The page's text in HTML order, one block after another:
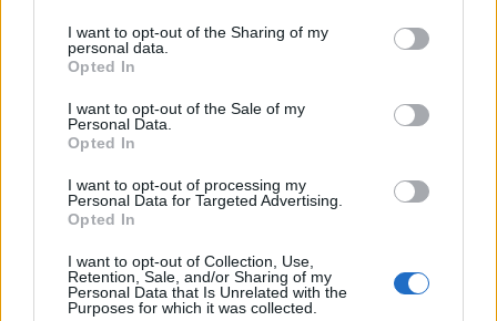
not limited to your visit or usage behaviour. You may click to
grant or deny consent to Google and its third-party tags to
use your data for below specified purposes in below Google
consent section.
I want to opt-out of the Sharing of my
personal data.
Opted In
I want to opt-out of the Sale of my
Personal Data.
Opted In
I want to opt-out of processing my
Personal Data for Targeted Advertising.
Opted In
I want to opt-out of Collection, Use,
Retention, Sale, and/or Sharing of my
Personal Data that Is Unrelated with the
Purposes for which it was collected.
MAGYAR ÉPÍTŐK